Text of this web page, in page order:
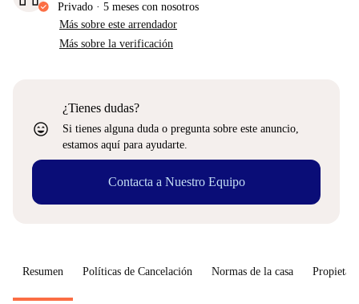
Privado · 5 meses con nosotros
Más sobre este arrendador
Más sobre la verificación
sentiment_very_satisfied
¿Tienes dudas?
Si tienes alguna duda o pregunta sobre este anuncio,
estamos aquí para ayudarte.
Contacta a Nuestro Equipo
Resumen Políticas de Cancelación Normas de la casa